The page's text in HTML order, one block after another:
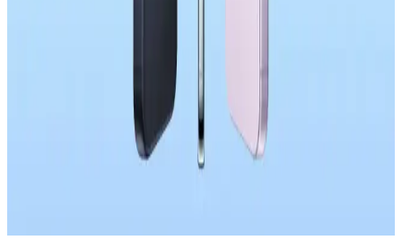
OnePlus 15T, 7.500mAh bataryası ve yazılım optimizasyonuyla
uzun pil ömrü sunuyor. Kompakt tasarımı ve güçlü bataryası
sayesinde kullanıcılar şarj süresini uzatabiliyor.
Apple'ın Çin Akıllı Telefon Pazarındaki Başarısı ve
Rekabet Dinamikleri Üzerine Analiz